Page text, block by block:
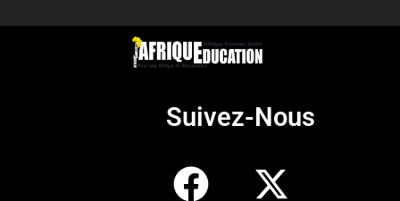
Suivez-Nous